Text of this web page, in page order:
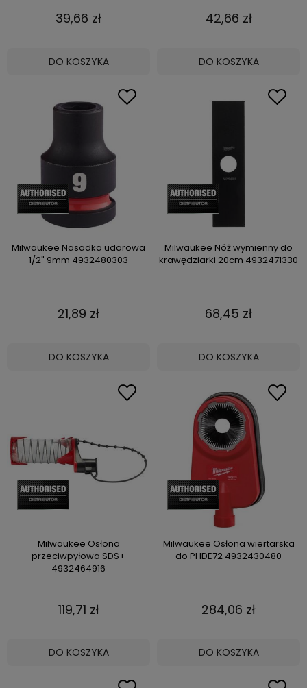
39,66 zł
DO KOSZYKA
42,66 zł
DO KOSZYKA
Milwaukee Nasadka udarowa
1/2" 9mm 4932480303
21,89 zł
DO KOSZYKA
Milwaukee Nóż wymienny do
krawędziarki 20cm 4932471330
68,45 zł
DO KOSZYKA
Milwaukee Osłona
przeciwpyłowa SDS+
4932464916
119,71 zł
DO KOSZYKA
Milwaukee Osłona wiertarska
do PHDE72 4932430480
284,06 zł
DO KOSZYKA